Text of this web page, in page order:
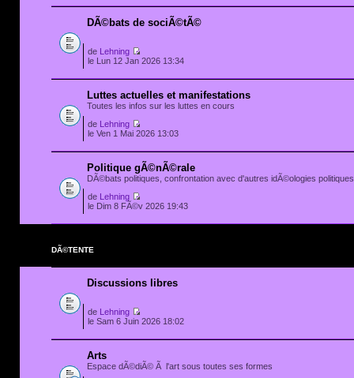
DÃ©bats de sociÃ©tÃ©
de
Lehning
le Lun 12 Jan 2026 13:34
Luttes actuelles et manifestations
Toutes les infos sur les luttes en cours
de
Lehning
le Ven 1 Mai 2026 13:03
Politique gÃ©nÃ©rale
DÃ©bats politiques, confrontation avec d'autres idÃ©ologies
de
Lehning
le Dim 8 FÃ©v 2026 19:43
DÃ©TENTE
Discussions libres
de
Lehning
le Sam 6 Juin 2026 18:02
Arts
Espace dÃ©diÃ© Ã l'art sous toutes ses formes